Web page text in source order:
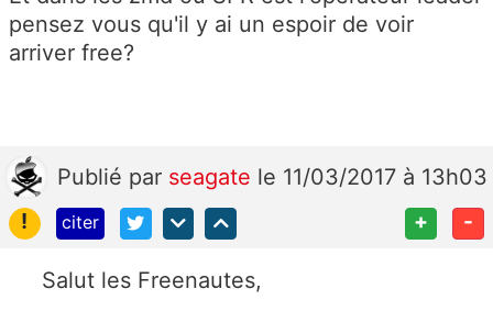
pensez vous qu'il y ai un espoir de voir
arriver free?
Publié par seagate le 11/03/2017 à 13h03
!
citer + -
Salut les Freenautes,